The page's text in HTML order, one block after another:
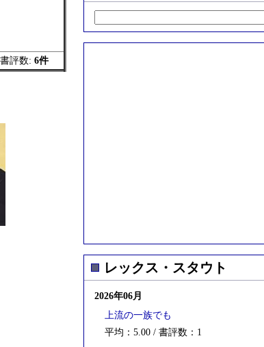
書評数: 6件
レックス・スタウト
2026年06月
上流の一族でも
平均：5.00 / 書評数：1